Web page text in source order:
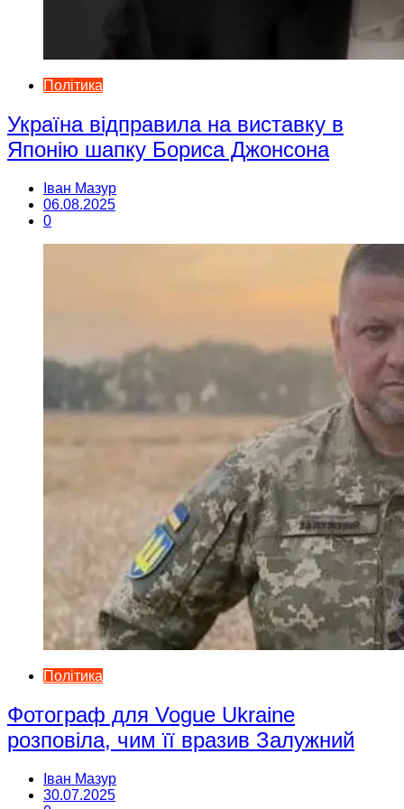
Політика
Україна відправила на виставку в
Японію шапку Бориса Джонсона
Іван Мазур
06.08.2025
0
Політика
Фотограф для Vogue Ukraine
розповіла, чим її вразив Залужний
Іван Мазур
30.07.2025